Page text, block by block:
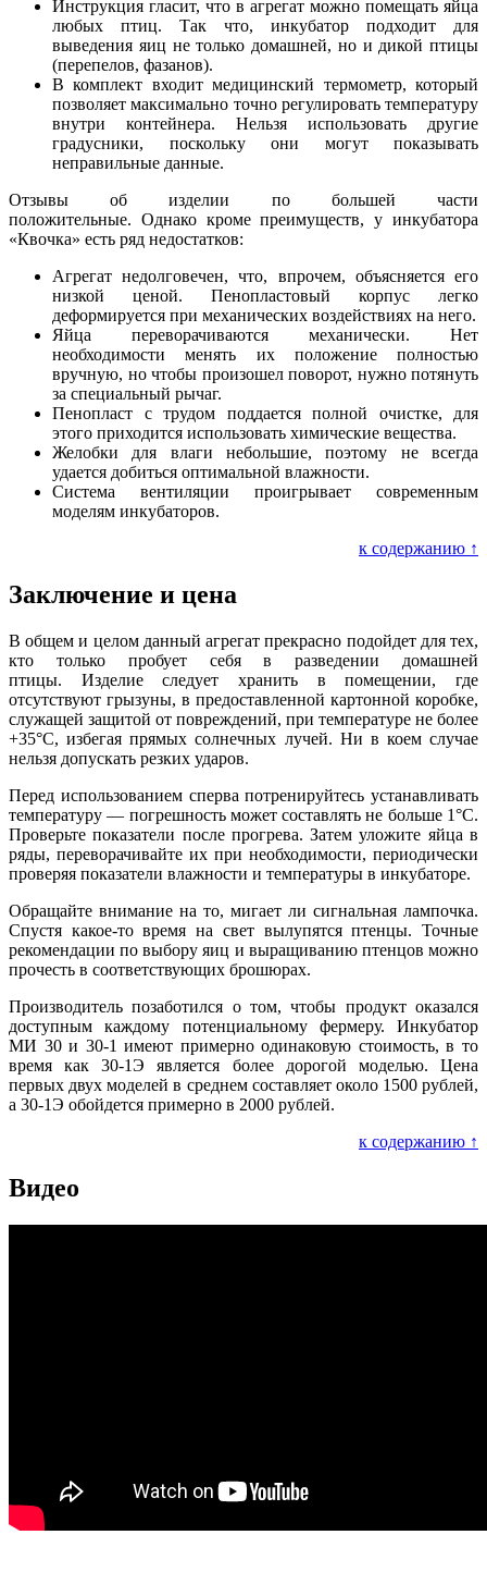
Инструкция гласит, что в агрегат можно помещать яйца
любых птиц. Так что, инкубатор подходит для
выведения яиц не только домашней, но и дикой птицы
(перепелов, фазанов).
В комплект входит медицинский термометр, который
позволяет максимально точно регулировать температуру
внутри контейнера. Нельзя использовать другие
градусники, поскольку они могут показывать
неправильные данные.
Отзывы об изделии по большей части
положительные. Однако кроме преимуществ, у инкубатора
«Квочка» есть ряд недостатков:
Агрегат недолговечен, что, впрочем, объясняется его
низкой ценой. Пенопластовый корпус легко
деформируется при механических воздействиях на него.
Яйца переворачиваются механически. Нет
необходимости менять их положение полностью
вручную, но чтобы произошел поворот, нужно потянуть
за специальный рычаг.
Пенопласт с трудом поддается полной очистке, для
этого приходится использовать химические вещества.
Желобки для влаги небольшие, поэтому не всегда
удается добиться оптимальной влажности.
Система вентиляции проигрывает современным
моделям инкубаторов.
к содержанию ↑
Заключение и цена
В общем и целом данный агрегат прекрасно подойдет для тех,
кто только пробует себя в разведении домашней
птицы. Изделие следует хранить в помещении, где
отсутствуют грызуны, в предоставленной картонной коробке,
служащей защитой от повреждений, при температуре не более
+35°С, избегая прямых солнечных лучей. Ни в коем случае
нельзя допускать резких ударов.
Перед использованием сперва потренируйтесь устанавливать
температуру — погрешность может составлять не больше 1°С.
Проверьте показатели после прогрева. Затем уложите яйца в
ряды, переворачивайте их при необходимости, периодически
проверяя показатели влажности и температуры в инкубаторе.
Обращайте внимание на то, мигает ли сигнальная лампочка.
Спустя какое-то время на свет вылупятся птенцы. Точные
рекомендации по выбору яиц и выращиванию птенцов можно
прочесть в соответствующих брошюрах.
Производитель позаботился о том, чтобы продукт оказался
доступным каждому потенциальному фермеру. Инкубатор
МИ 30 и 30-1 имеют примерно одинаковую стоимость, в то
время как 30-1Э является более дорогой моделью. Цена
первых двух моделей в среднем составляет около 1500 рублей,
а 30-1Э обойдется примерно в 2000 рублей.
к содержанию ↑
Видео